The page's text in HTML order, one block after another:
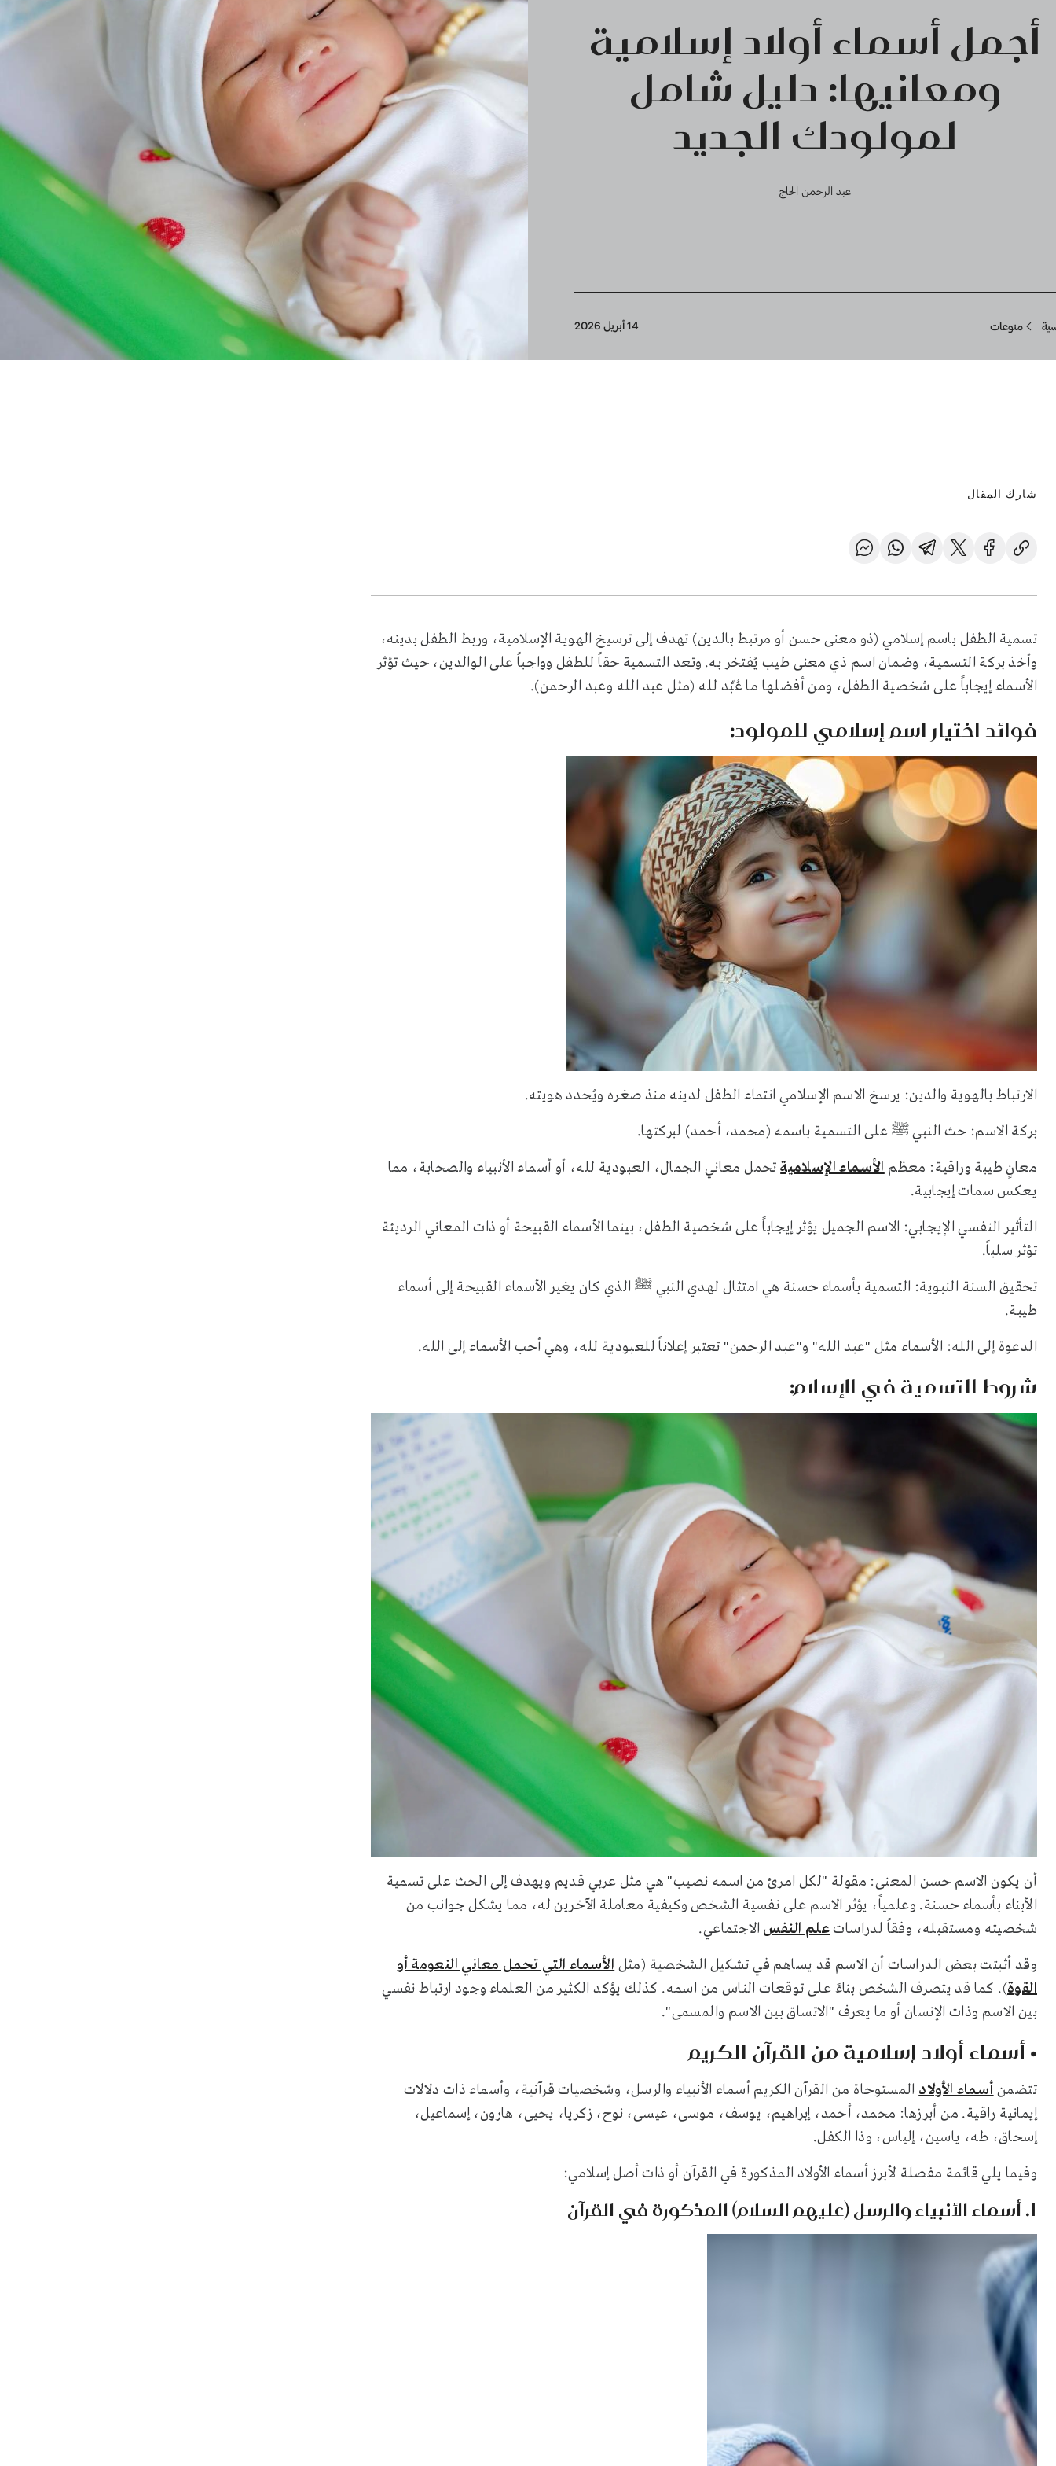
أجمل أسماء أولاد إسلامية
ومعانيها: دليل شامل
لمولودك الجديد
عبد الرحمن الحاج
منوعات 14 أبريل 2026
شارك المقال
تسمية الطفل باسم إسلامي (ذو معنى حسن أو مرتبط بالدين) تهدف إلى ترسيخ الهوية الإسلامية، وربط الطفل بدينه،
وأخذ بركة التسمية، وضمان اسم ذي معنى طيب يُفتخر به. وتعد التسمية حقاً للطفل وواجباً على الوالدين، حيث تؤثر
الأسماء إيجاباً على شخصية الطفل، ومن أفضلها ما عُبِّد لله (مثل عبد الله وعبد الرحمن).
فوائد اختيار اسم إسلامي للمولود:
الارتباط بالهوية والدين: يرسخ الاسم الإسلامي انتماء الطفل لدينه منذ صغره ويُحدد هويته.
بركة الاسم: حث النبي ﷺ على التسمية باسمه (محمد، أحمد) لبركتها.
معانٍ طيبة وراقية: معظمالأسماء الإسلاميةتحمل معاني الجمال، العبودية لله، أو أسماء الأنبياء والصحابة، مما
يعكس سمات إيجابية.
التأثير النفسي الإيجابي: الاسم الجميل يؤثر إيجاباً على شخصية الطفل، بينما الأسماء القبيحة أو ذات المعاني الرديئة
تؤثر سلباً.
تحقيق السنة النبوية: التسمية بأسماء حسنة هي امتثال لهدي النبي ﷺ الذي كان يغير الأسماء القبيحة إلى أسماء
طيبة.
الدعوة إلى الله: الأسماء مثل "عبد الله" و"عبد الرحمن" تعتبر إعلاناً للعبودية لله، وهي أحب الأسماء إلى الله.
شروط التسمية في الإسلام:
أن يكون الاسم حسن المعنى: مقولة "لكل امرئ من اسمه نصيب" هي مثل عربي قديم ويهدف إلى الحث على تسمية
الأبناء بأسماء حسنة. وعلمياً، يؤثر الاسم على نفسية الشخص وكيفية معاملة الآخرين له، مما يشكل جوانب من
شخصيته ومستقبله، وفقاً لدراساتعلم النفس الاجتماعي.
وقد أثبتت بعض الدراسات أن الاسم قد يساهم في تشكيل الشخصية (مثلالأسماء التي تحمل معاني النعومة أو
القوة). كما قد يتصرف الشخص بناءً على توقعات الناس من اسمه. كذلك يؤكد الكثير من العلماء وجود ارتباط نفسي
بين الاسم وذات الإنسان أو ما يعرف "الاتساق بين الاسم والمسمى".
• أسماء أولاد إسلامية من القرآن الكريم
تتضمنأسماء الأولادالمستوحاة من القرآن الكريم أسماء الأنبياء والرسل، وشخصيات قرآنية، وأسماء ذات دلالات
إيمانية راقية. من أبرزها: محمد، أحمد، إبراهيم، يوسف، موسى، عيسى، نوح، زكريا، يحيى، هارون، إسماعيل،
إسحاق، طه، ياسين، إلياس، وذا الكفل.
وفيما يلي قائمة مفصلة لأبرز أسماء الأولاد المذكورة في القرآن أو ذات أصل إسلامي:
1. أسماء الأنبياء والرسل (عليهم السلام) المذكورة في القرآن